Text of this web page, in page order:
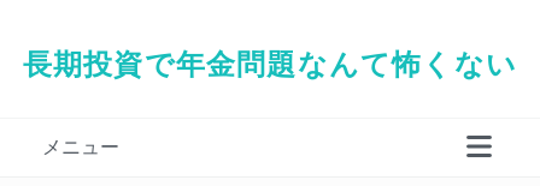
長期投資で年金問題なんて怖くない
メニュー